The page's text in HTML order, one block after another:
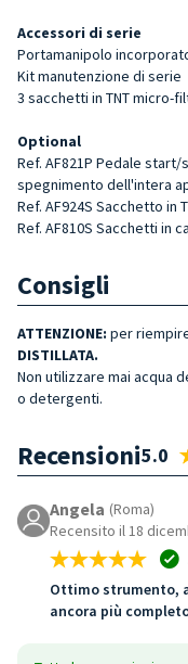
Accessori di serie
Portamanipolo
Kit manutenzione di serie
3 sacchetti in TNT micro-
Optional
Ref. AF821P Pedale
spegnimento dell'intera
Ref. AF924S Sacchetto in
Ref. AF810S Sacchetti in
Consigli
ATTENZIONE: per
DISTILLATA.
Non utilizzare mai acqua
o detergenti.
Recensioni5.0
Angela (Roma)
Recensito il 18
Ottimo strumento,
ancora più